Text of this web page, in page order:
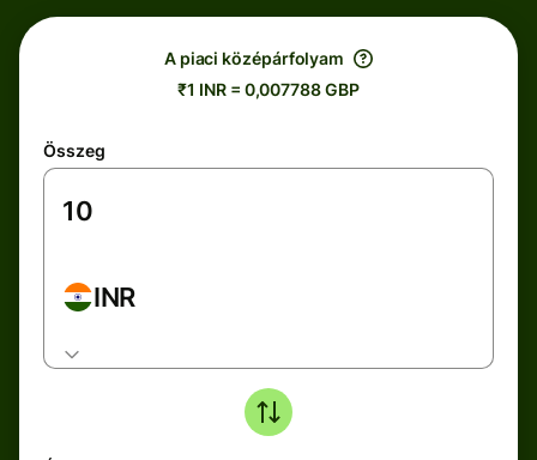
A piaci középárfolyam
₹1 INR = 0,007788 GBP
Összeg
INR